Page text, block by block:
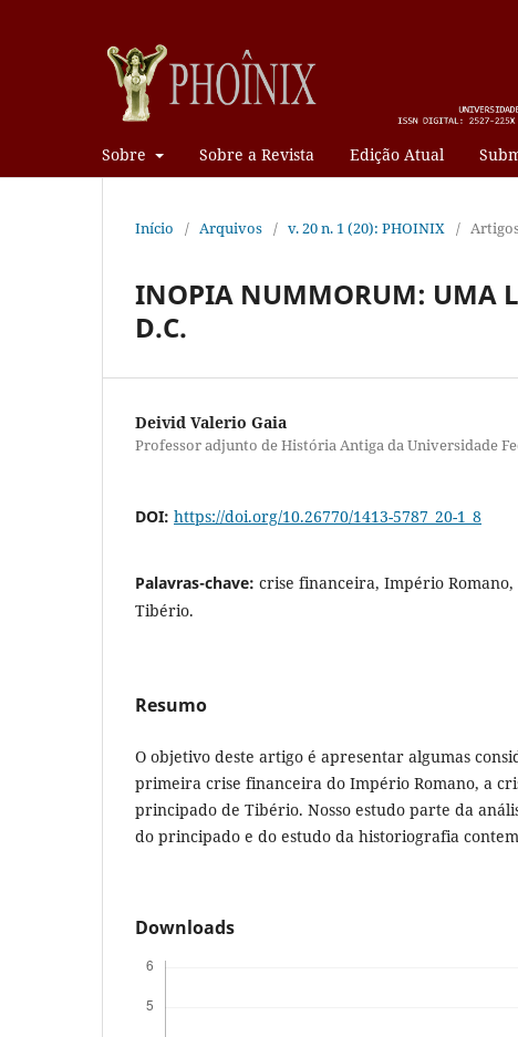
Sobre Sobre a Revista Edição Atual
Início / Arquivos / v. 20 n. 1 (20): PHOINIX /
INOPIA NUMMORUM: UMA
D.C.
Deivid Valerio Gaia
Professor adjunto de História Antiga da Universidade
DOI: https://doi.org/10.26770/1413-5787_20-1_8
Palavras-chave: crise financeira, Império Romano,
Tibério.
Resumo
O objetivo deste artigo é apresentar algumas
primeira crise financeira do Império Romano, a
principado de Tibério. Nosso estudo parte da
do principado e do estudo da historiografia
Downloads